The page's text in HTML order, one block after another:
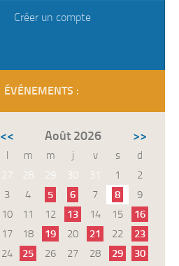
Créer un compte
ÉVÉNEMENTS :
<< Août 2026 >>
l m m j v s
d
27
28 29 30 31 1
2
3
4 5 6 7 8
9
10
11 12 13 14 15
16
17
18 19 20 21 22
23
24
25 26 27 28 29
30